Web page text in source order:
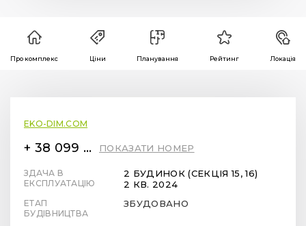
Про комплекс Ціни Планування Рейтинг Локація
EKO-DIM.COM
+ 38 099 78 78 287 ПОКАЗАТИ НОМЕР
ЗДАЧА В
ЕКСПЛУАТАЦІЮ
2 БУДИНОК (СЕКЦІЯ 15, 16)
2 КВ. 2024
ЕТАП
БУДІВНИЦТВА
ЗБУДОВАНО